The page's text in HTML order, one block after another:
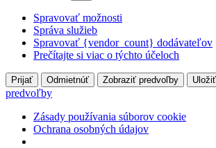
Spravovať možnosti
Správa služieb
Spravovať {vendor_count} dodávateľov
Prečítajte si viac o týchto účeloch
Prijať Odmietnúť Zobraziť predvoľby
predvoľby
Zásady používania súborov cookie
Ochrana osobných údajov